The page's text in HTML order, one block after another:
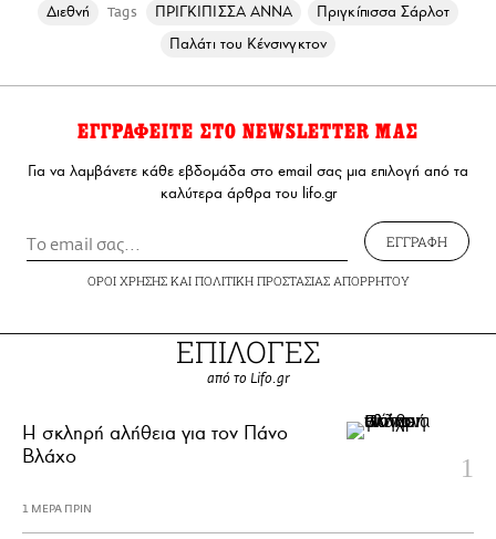
Διεθνή Tags ΠΡΙΓΚΙΠΙΣΣΑ ΑΝΝΑ
Πριγκίπισσα Σάρλοτ
Παλάτι του Κένσινγκτον
ΕΓΓΡΑΦΕΙΤΕ ΣΤΟ NEWSLETTER ΜΑΣ
Για να λαμβάνετε κάθε εβδομάδα στο email σας μια επιλογή από τα
καλύτερα άρθρα του lifo.gr
ΕΓΓΡΑΦΗ
ΟΡΟΙ ΧΡΗΣΗΣΚΑΙ ΠΟΛΙΤΙΚΗ ΠΡΟΣΤΑΣΙΑΣ ΑΠΟΡΡΗΤΟΥ
ΕΠΙΛΟΓΕΣ
από το Lifo.gr
H σκληρή αλήθεια για τον Πάνο
Βλάχο
1 ΜΕΡΑ ΠΡΙΝ